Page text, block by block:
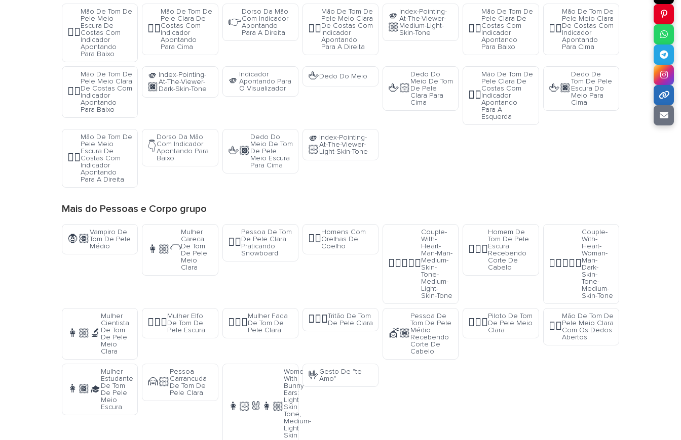
👇🏾
Mão De Tom De
Pele Meio
Escura De
Costas Com
Indicador
Apontando
Para Baixo
👆🏻
Mão De Tom De
Pele Clara De
Costas Com
Indicador
Apontando
Para Cima
👉
Dorso Da Mão
Com Indicador
Apontando
Para A Direita
👉🏼
Mão De Tom De
Pele Meio Clara
De Costas Com
Indicador
Apontando
Para A Direita
🫵
🏼
Index-Pointing-
At-The-Viewer-
Medium-Light-
Skin-Tone
👇🏻
Mão De Tom De
Pele Clara De
Costas Com
Indicador
Apontando
Para Baixo
👆🏼
Mão De Tom De
Pele Meio Clara
De Costas Com
Indicador
Apontando
Para Cima
👇🏼
Mão De Tom De
Pele Meio Clara
De Costas Com
Indicador
Apontando
Para Baixo
🫵
🏿
Index-Pointing-
At-The-Viewer-
Dark-Skin-Tone
🫵
Indicador
Apontando Para
O Visualizador
🖕Dedo Do Meio
🖕🏻
Dedo Do
Meio De Tom
De Pele
Clara Para
Cima
👈🏻
Mão De Tom De
Pele Clara De
Costas Com
Indicador
Apontando
Para A
Esquerda
🖕🏿
Dedo De
Tom De Pele
Escura Do
Meio Para
Cima
👉🏾
Mão De Tom De
Pele Meio
Escura De
Costas Com
Indicador
Apontando
Para A Direita
👇
Dorso Da Mão
Com Indicador
Apontando Para
Baixo
🖕🏾
Dedo Do
Meio De Tom
De Pele
Meio Escura
Para Cima
🫵
🏻
Index-Pointing-
At-The-Viewer-
Light-Skin-Tone
Mais do Pessoas e Corpo grupo
🧛🏽
Vampiro De
Tom De Pele
Médio
👩🏼‍🦲
Mulher
Careca
De Tom
De Pele
Meio
Clara
🏂🏻
Pessoa De Tom
De Pele Clara
Praticando
Snowboard
👯‍♂️
Homens Com
Orelhas De
Coelho
👨🏽‍❤️‍👨🏼
Couple-
With-
Heart-
Man-Man-
Medium-
Skin-
Tone-
Medium-
Light-
Skin-Tone
💇🏿‍♂️
Homem De
Tom De Pele
Escura
Recebendo
Corte De
Cabelo
👩🏿‍❤️‍👨🏽
Couple-
With-
Heart-
Woman-
Man-
Dark-
Skin-
Tone-
Medium-
Skin-Tone
👩🏼‍🔬
Mulher
Cientista
De Tom
De Pele
Meio
Clara
🧝🏿‍♀️
Mulher Elfo
De Tom De
Pele Escura
🧚🏻‍♀️
Mulher Fada
De Tom De
Pele Clara
🧜🏻‍♂️Tritão De Tom
De Pele Clara
💇🏽
Pessoa De
Tom De Pele
Médio
Recebendo
Corte De
Cabelo
👨🏼‍✈️
Piloto De Tom
De Pele Meio
Clara
🖐🏼
Mão De Tom De
Pele Meio Clara
Com Os Dedos
Abertos
👩🏾‍🎓
Mulher
Estudante
De Tom
De Pele
Meio
Escura
🙍🏻
Pessoa
Carrancuda
De Tom De
Pele Clara
👩🏻‍🐰‍👩🏼
Women
With
Bunny
Ears:
Light
Skin
Tone,
Medium-
Light
Skin
🤟Gesto De "te
Amo"